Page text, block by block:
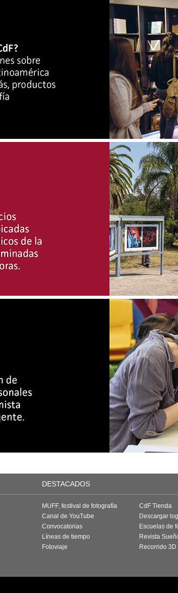
DESTACADOS
MUFF, festival de fotografía
Canal de YouTube
Convocatorias
Líneas de tiempo
Fotoviaje
CdF Tienda
Descargar
Escuelas de
Revista
Recorrido